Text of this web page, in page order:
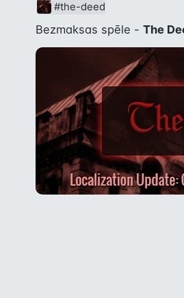
#the-deed
Bezmaksas spēle - The